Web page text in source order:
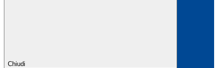
Chiudi